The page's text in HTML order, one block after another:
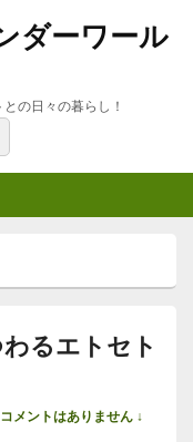
ダーワール
の日々の暮らし！
るエトセト
コメントはありません ↓